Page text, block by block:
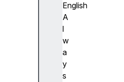
English
A
l
w
a
y
s